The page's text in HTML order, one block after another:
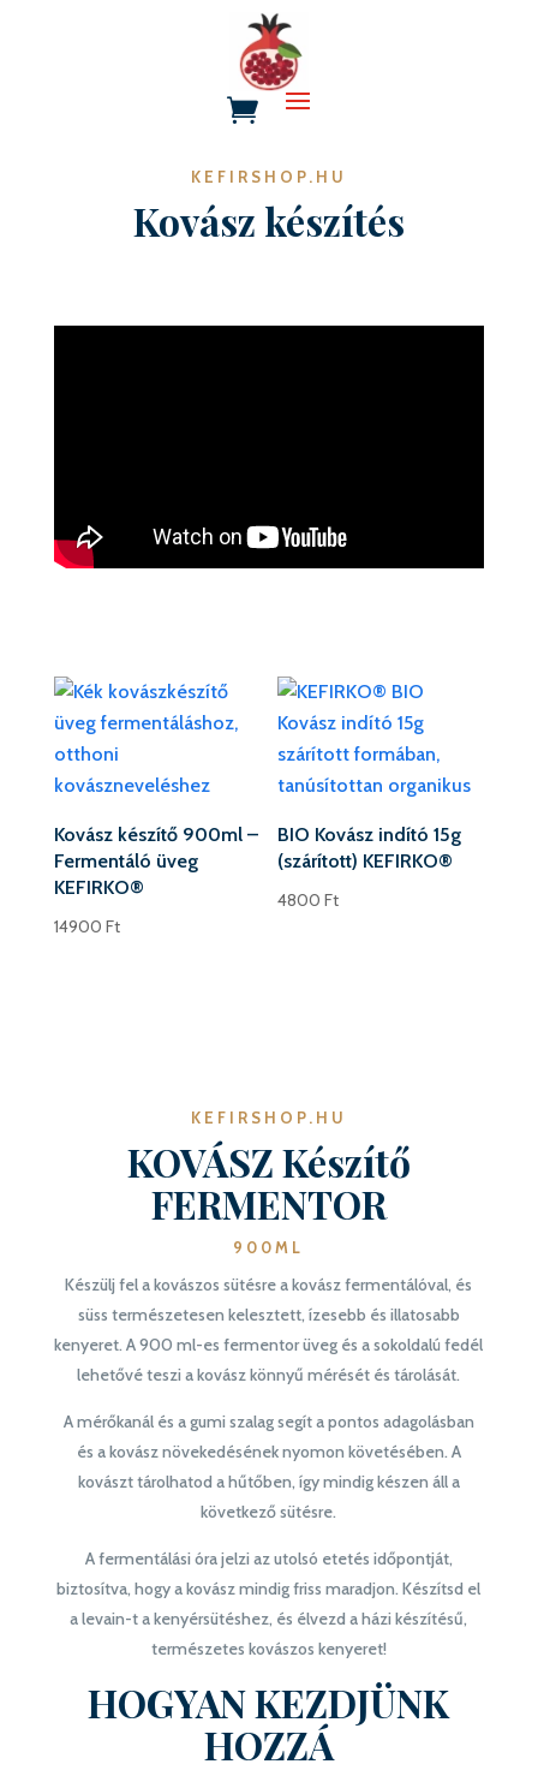
KEFIRSHOP.HU
Kovász készítés
Kovász készítő 900ml –
Fermentáló üveg
KEFIRKO®
14900 Ft
BIO Kovász indító 15g
(szárított) KEFIRKO®
4800Ft
KEFIRSHOP.HU
KOVÁSZ Készítő
FERMENTOR
900ML
Készülj fel a kovászos sütésre a kovász fermentálóval, és
süss természetesen kelesztett, ízesebb és illatosabb
kenyeret. A 900 ml-es fermentor üveg és a sokoldalú fedél
lehetővé teszi a kovász könnyű mérését és tárolását.
A mérőkanál és a gumi szalag segít a pontos adagolásban
és a kovász növekedésének nyomon követésében. A
kovászt tárolhatod a hűtőben, így mindig készen áll a
következő sütésre.
A fermentálási óra jelzi az utolsó etetés időpontját,
biztosítva, hogy a kovász mindig friss maradjon. Készítsd el
a levain-t a kenyérsütéshez, és élvezd a házi készítésű,
természetes kovászos kenyeret!
HOGYAN KEZDJÜNK
HOZZÁ